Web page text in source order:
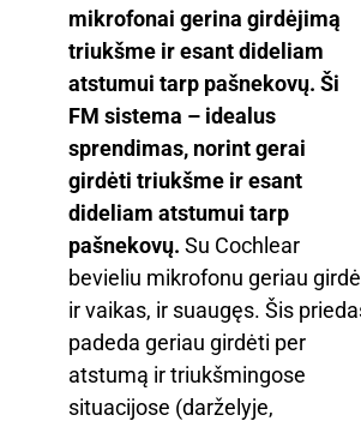
mikrofonai gerina girdėjimą
triukšme ir esant dideliam
atstumui tarp pašnekovų. Ši
FM sistema – idealus
sprendimas, norint gerai
girdėti triukšme ir esant
dideliam atstumui tarp
pašnekovų. Su Cochlear
bevieliu mikrofonu geriau
ir vaikas, ir suaugęs. Šis
padeda geriau girdėti per
atstumą ir triukšmingose
situacijose (darželyje,